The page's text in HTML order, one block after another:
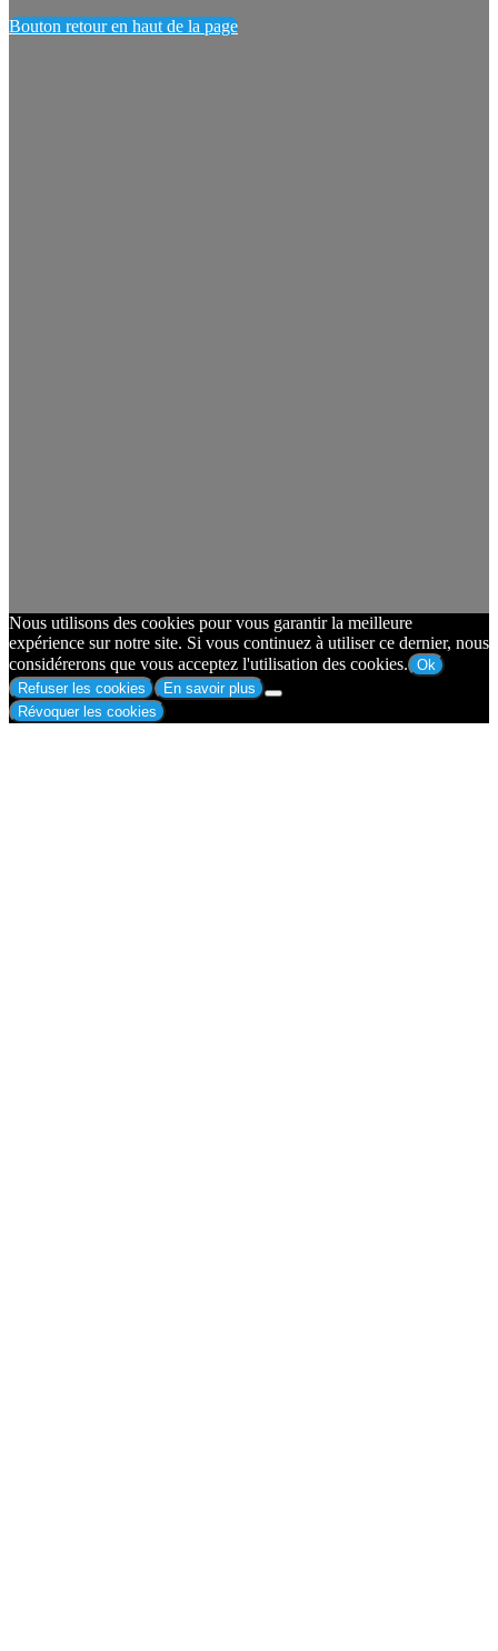
Bouton retour en haut de la page
Nous utilisons des cookies pour vous garantir la meilleure
expérience sur notre site. Si vous continuez à utiliser ce dernier, nous
considérerons que vous acceptez l'utilisation des cookies. Ok
Refuser les cookies
En savoir plus
Révoquer les cookies